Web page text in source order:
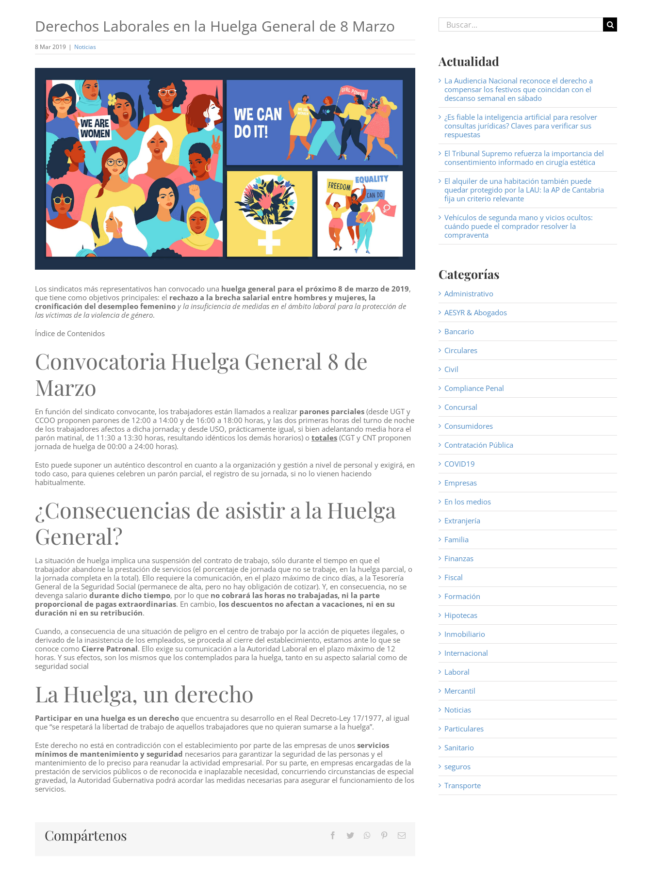
Derechos Laborales en la Huelga General de 8 Marzo
8 Mar 2019 | Noticias
imagen
grande
Los sindicatos más representativos han convocado una huelga general para el próximo 8 de marzo de 2019,
que tiene como objetivos principales: el rechazo a la brecha salarial entre hombres y mujeres, la
cronificación del desempleo femenino y la insuficiencia de medidas en el ámbito laboral para la protección de
las víctimas de la violencia de género.
Índice de Contenidos
Convocatoria Huelga General 8 de
Marzo
En función del sindicato convocante, los trabajadores están llamados a realizar parones parciales (desde UGT y
CCOO proponen parones de 12:00 a 14:00 y de 16:00 a 18:00 horas, y las dos primeras horas del turno de noche
de los trabajadores afectos a dicha jornada; y desde USO, prácticamente igual, si bien adelantando media hora el
parón matinal, de 11:30 a 13:30 horas, resultando idénticos los demás horarios) o totales (CGT y CNT proponen
jornada de huelga de 00:00 a 24:00 horas).
Esto puede suponer un auténtico descontrol en cuanto a la organización y gestión a nivel de personal y exigirá, en
todo caso, para quienes celebren un parón parcial, el registro de su jornada, si no lo vienen haciendo
habitualmente.
¿Consecuencias de asistir a la Huelga
General?
La situación de huelga implica una suspensión del contrato de trabajo, sólo durante el tiempo en que el
trabajador abandone la prestación de servicios (el porcentaje de jornada que no se trabaje, en la huelga parcial, o
la jornada completa en la total). Ello requiere la comunicación, en el plazo máximo de cinco días, a la Tesorería
General de la Seguridad Social (permanece de alta, pero no hay obligación de cotizar). Y, en consecuencia, no se
devenga salario durante dicho tiempo, por lo que no cobrará las horas no trabajadas, ni la parte
proporcional de pagas extraordinarias. En cambio, los descuentos no afectan a vacaciones, ni en su
duración ni en su retribución.
Cuando, a consecuencia de una situación de peligro en el centro de trabajo por la acción de piquetes ilegales, o
derivado de la inasistencia de los empleados, se proceda al cierre del establecimiento, estamos ante lo que se
conoce como Cierre Patronal. Ello exige su comunicación a la Autoridad Laboral en el plazo máximo de 12
horas. Y sus efectos, son los mismos que los contemplados para la huelga, tanto en su aspecto salarial como de
seguridad social
La Huelga, un derecho
Participar en una huelga es un derecho que encuentra su desarrollo en el Real Decreto-Ley 17/1977, al igual
que “se respetará la libertad de trabajo de aquellos trabajadores que no quieran sumarse a la huelga”.
Este derecho no está en contradicción con el establecimiento por parte de las empresas de unos servicios
mínimos de mantenimiento y seguridad necesarios para garantizar la seguridad de las personas y el
mantenimiento de lo preciso para reanudar la actividad empresarial. Por su parte, en empresas encargadas de la
prestación de servicios públicos o de reconocida e inaplazable necesidad, concurriendo circunstancias de especial
gravedad, la Autoridad Gubernativa podrá acordar las medidas necesarias para asegurar el funcionamiento de los
servicios.
Compártenos Facebook
TwitterWhatsApp
PinterestCorreo
Buscar:
Actualidad
La Audiencia Nacional reconoce el derecho a
compensar los festivos que coincidan con el
descanso semanal en sábado
¿Es fiable la inteligencia artificial para resolver
consultas jurídicas? Claves para verificar sus
respuestas
El Tribunal Supremo refuerza la importancia del
consentimiento informado en cirugía estética
El alquiler de una habitación también puede
quedar protegido por la LAU: la AP de Cantabria
fija un criterio relevante
Vehículos de segunda mano y vicios ocultos:
cuándo puede el comprador resolver la
compraventa
Categorías
Administrativo
AESYR & Abogados
Bancario
Circulares
Civil
Compliance Penal
Concursal
Consumidores
Contratación Pública
COVID19
Empresas
En los medios
Extranjería
Familia
Finanzas
Fiscal
Formación
Hipotecas
Inmobiliario
Internacional
Laboral
Mercantil
Noticias
Particulares
Sanitario
seguros
Transporte